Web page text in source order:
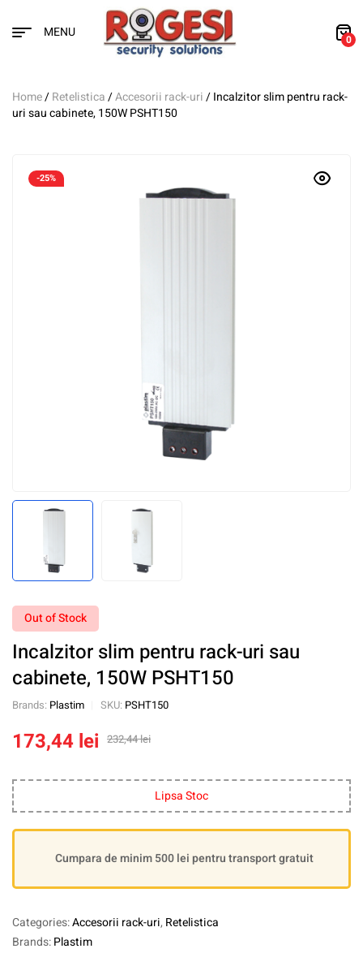
MENU 0
Home/Retelistica/Accesorii rack-uri/ Incalzitor slim pentru rack-
uri sau cabinete, 150W PSHT150
-25%
Out of Stock
Incalzitor slim pentru rack-uri sau
cabinete, 150W PSHT150
Brands: Plastim SKU: PSHT150
232,44lei
173,44 lei
Lipsa Stoc
Cumpara de minim 500 lei pentru transport gratuit
Categories:Accesorii rack-uri, Retelistica
Brands:Plastim